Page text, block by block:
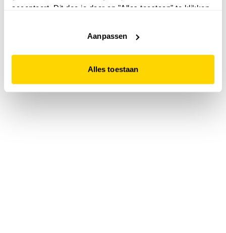
accepteert. Dit doe je door op "Alles toestaan" te klikken.
website niet optimaal functioneert.
Aanpassen
Alles toestaan